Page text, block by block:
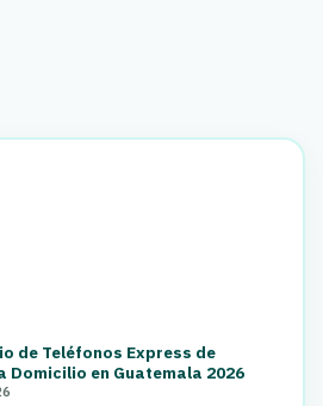
de Teléfonos Express de
Domicilio en Guatemala 2026